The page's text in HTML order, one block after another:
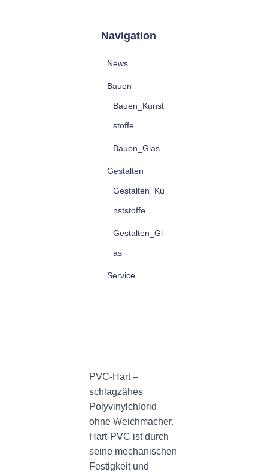
Navigation
News
Bauen
Bauen_Kunst
stoffe
Bauen_Glas
Gestalten
Gestalten_Ku
nststoffe
Gestalten_Gl
as
Service
PVC-Hart –
schlagzähes
Polyvinylchlorid
ohne Weichmacher.
Hart-PVC ist durch
seine mechanischen
Festigkeit und